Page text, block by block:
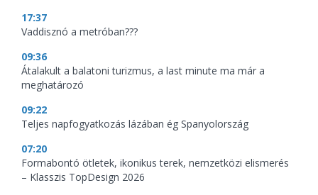
17:37
Vaddisznó a metróban???
09:36
Átalakult a balatoni turizmus, a last minute ma már a
meghatározó
09:22
Teljes napfogyatkozás lázában ég Spanyolország
07:20
Formabontó ötletek, ikonikus terek, nemzetközi elismerés
– Klasszis TopDesign 2026